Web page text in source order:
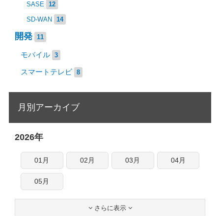
SASE 12
SD-WAN 14
開発 11
モバイル 3
スマートテレビ 8
月別アーカイブ
2026年
01月 02月 03月 04月
05月
さらに表示 